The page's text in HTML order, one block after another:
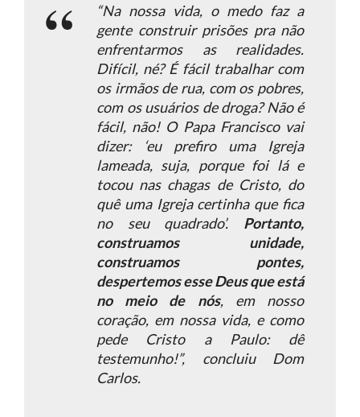
“Na nossa vida, o medo faz a
gente construir prisões pra não
enfrentarmos as realidades.
Difícil, né? É fácil trabalhar com
os irmãos de rua, com os pobres,
com os usuários de droga? Não é
fácil, não! O Papa Francisco vai
dizer: ‘eu prefiro uma Igreja
lameada, suja, porque foi lá e
tocou nas chagas de Cristo, do
quê uma Igreja certinha que fica
no seu quadrado’. Portanto,
construamos unidade,
construamos pontes,
despertemos esse Deus que está
no meio de nós, em nosso
coração, em nossa vida, e como
pede Cristo a Paulo: dê
testemunho!”, concluiu Dom
Carlos.